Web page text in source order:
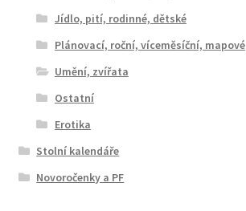
Jídlo, pití, rodinné, dětské
Plánovací, roční, víceměsíční, mapové
Umění, zvířata
Ostatní
Erotika
Stolní kalendáře
Novoročenky a PF